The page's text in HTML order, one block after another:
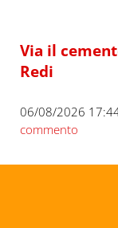
Via il
Redi
06/08/2026
commento